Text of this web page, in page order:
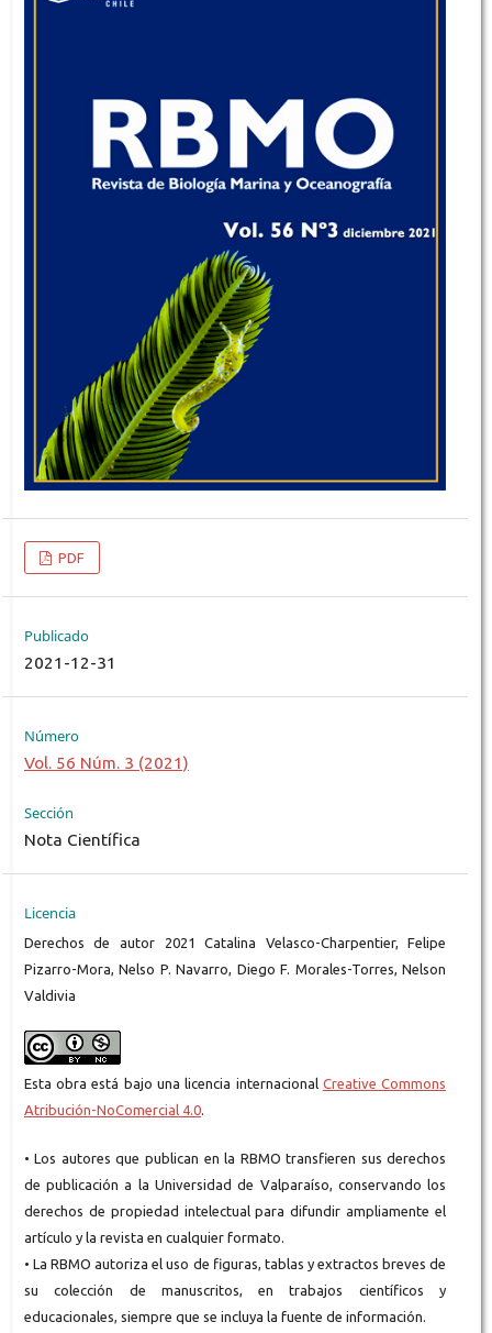
PDF
Publicado
2021-12-31
Número
Vol. 56 Núm. 3 (2021)
Sección
Nota Científica
Licencia
Derechos de autor 2021 Catalina Velasco-Charpentier, Felipe
Pizarro-Mora, Nelso P. Navarro, Diego F. Morales-Torres, Nelson
Valdivia
Esta obra está bajo una licencia internacional Creative Commons
Atribución-NoComercial 4.0.
• Los autores que publican en la RBMO transfieren sus derechos
de publicación a la Universidad de Valparaíso, conservando los
derechos de propiedad intelectual para difundir ampliamente el
artículo y la revista en cualquier formato.
• La RBMO autoriza el uso de figuras, tablas y extractos breves de
su colección de manuscritos, en trabajos científicos y
educacionales, siempre que se incluya la fuente de información.